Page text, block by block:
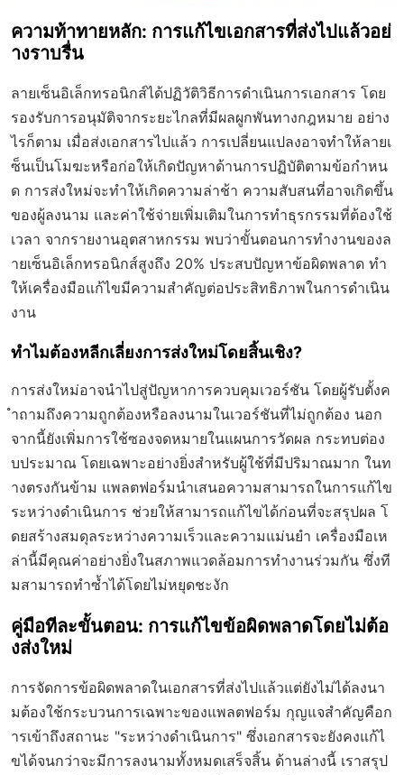
ความท้าทายหลัก: การแก้ไขเอกสารที่ส่งไปแล้วอย่
างราบรื่น
ลายเซ็นอิเล็กทรอนิกส์ได้ปฏิวัติวิธีการดำเนินการเอกสาร โดย
รองรับการอนุมัติจากระยะไกลที่มีผลผูกพันทางกฎหมาย อย่าง
ไรก็ตาม เมื่อส่งเอกสารไปแล้ว การเปลี่ยนแปลงอาจทำให้ลายเ
ซ็นเป็นโมฆะหรือก่อให้เกิดปัญหาด้านการปฏิบัติตามข้อกำหน
ด การส่งใหม่จะทำให้เกิดความล่าช้า ความสับสนที่อาจเกิดขึ้น
ของผู้ลงนาม และค่าใช้จ่ายเพิ่มเติมในการทำธุรกรรมที่ต้องใช้
เวลา จากรายงานอุตสาหกรรม พบว่าขั้นตอนการทำงานของล
ายเซ็นอิเล็กทรอนิกส์สูงถึง 20% ประสบปัญหาข้อผิดพลาด ทำ
ให้เครื่องมือแก้ไขมีความสำคัญต่อประสิทธิภาพในการดำเนิน
งาน
ทำไมต้องหลีกเลี่ยงการส่งใหม่โดยสิ้นเชิง?
การส่งใหม่อาจนำไปสู่ปัญหาการควบคุมเวอร์ชัน โดยผู้รับตั้งค
ำถามถึงความถูกต้องหรือลงนามในเวอร์ชันที่ไม่ถูกต้อง นอก
จากนี้ยังเพิ่มการใช้ซองจดหมายในแผนการวัดผล กระทบต่อง
บประมาณ โดยเฉพาะอย่างยิ่งสำหรับผู้ใช้ที่มีปริมาณมาก ในท
างตรงกันข้าม แพลตฟอร์มนำเสนอความสามารถในการแก้ไข
ระหว่างดำเนินการ ช่วยให้สามารถแก้ไขได้ก่อนที่จะสรุปผล โ
ดยสร้างสมดุลระหว่างความเร็วและความแม่นยำ เครื่องมือเห
ล่านี้มีคุณค่าอย่างยิ่งในสภาพแวดล้อมการทำงานร่วมกัน ซึ่งที
มสามารถทำซ้ำได้โดยไม่หยุดชะงัก
คู่มือทีละขั้นตอน: การแก้ไขข้อผิดพลาดโดยไม่ต้อ
งส่งใหม่
การจัดการข้อผิดพลาดในเอกสารที่ส่งไปแล้วแต่ยังไม่ได้ลงนา
มต้องใช้กระบวนการเฉพาะของแพลตฟอร์ม กุญแจสำคัญคือก
ารเข้าถึงสถานะ "ระหว่างดำเนินการ" ซึ่งเอกสารจะยังคงแก้ไ
ขได้จนกว่าจะมีการลงนามทั้งหมดเสร็จสิ้น ด้านล่างนี้ เราสรุป